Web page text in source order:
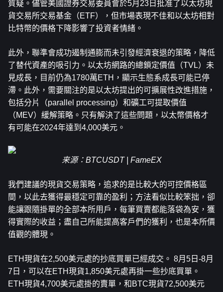
質疑。儘管美國證券交易委員會於5月23日批准了以太坊現
貨交易所交易基金（ETF），但市場表現不佳和以太坊相對
比特幣的價格下降影響了投資者情緒。
此外，聯準會成功遏制通膨而未引發經濟衰退的策略，降低
了替代資產的吸引力。以太坊網路的總鎖定價值（TVL）未
見成長，目前仍為1780萬ETH，顯示生態系成長可能已停
滯。此外，需要關注的是以太坊提出的可擴展性改進措施，
包括分片（parallel processing）和礦工可提取價值
（MEV）緩解策略。只有解決了這些問題，以太幣價格才
有可能在2024年達到4,000美元。
来源：BTCUSDT | FameEX
我們建議的現貨交易策略，追求的是比較大的可控價格區
間，以此去獲得最穩定可靠的盈利；方法看似比較笨拙，卻
能讓跟隨掛單的全部本所用戶，每筆買賣都能落袋為安，獲
得實際的收益；盡自己所能提高客戶們的獲利，也是本所價
值觀的體現。
ETH現貨在2,500美元處的抄底買單已經成交。 8月5日-8月
7日，可以在ETH現貨1,850美元處再掛一些抄底買單。
ETH現貨4,700美元處掛的賣單，和BTC現貨72,500美元